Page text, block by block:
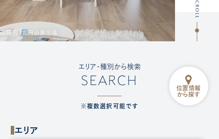
撮影：北円山展示場
エリア・種別から検索
SEARCH
※複数選択可能です
位置情報
から探す
エリア